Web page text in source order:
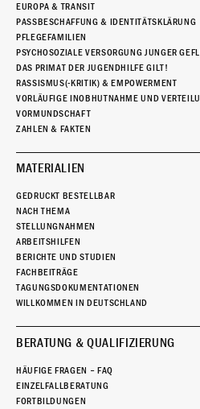
EUROPA & TRANSIT
PASSBESCHAFFUNG & IDENTITÄTSKLÄRUNG
PFLEGEFAMILIEN
PSYCHOSOZIALE VERSORGUNG JUNGER
DAS PRIMAT DER JUGENDHILFE GILT!
RASSISMUS(-KRITIK) & EMPOWERMENT
VORLÄUFIGE INOBHUTNAHME UND
VORMUNDSCHAFT
ZAHLEN & FAKTEN
MATERIALIEN
GEDRUCKT BESTELLBAR
NACH THEMA
STELLUNGNAHMEN
ARBEITSHILFEN
BERICHTE UND STUDIEN
FACHBEITRÄGE
TAGUNGSDOKUMENTATIONEN
WILLKOMMEN IN DEUTSCHLAND
BERATUNG & QUALIFIZIERUNG
HÄUFIGE FRAGEN – FAQ
EINZELFALLBERATUNG
FORTBILDUNGEN